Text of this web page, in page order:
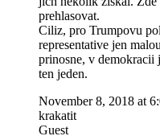
prehlasovat.
Ciliz, pro Trumpovu
representative jen
prinosne, v demokracii
ten jeden.
November 8, 2018 at
krakatit
Guest